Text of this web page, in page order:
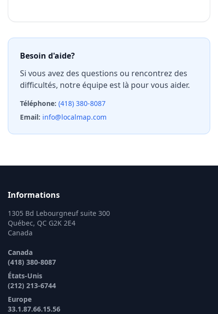
Besoin d'aide?
Si vous avez des questions ou rencontrez des
difficultés, notre équipe est là pour vous aider.
Téléphone: (418) 380-8087
Email: info@localmap.com
Informations
1305 Bd Lebourgneuf suite 300
Québec, QC G2K 2E4
Canada
Canada
(418) 380-8087
États-Unis
(212) 213-6744
Europe
33.1.87.66.15.56